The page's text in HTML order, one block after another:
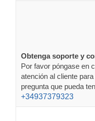
Obtenga soporte y
Por favor póngase en
atención al cliente
pregunta que pueda
+34937379323